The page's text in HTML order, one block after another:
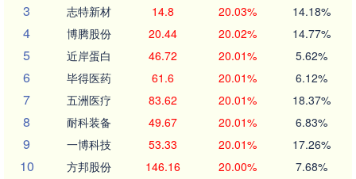
3 志特新材 14.8 20.03% 14.18%
4 博腾股份 20.44 20.02% 14.77%
5 近岸蛋白 46.72 20.01% 5.62%
6 毕得医药 61.6 20.01% 6.12%
7 五洲医疗 83.62 20.01% 18.37%
8 耐科装备 49.67 20.01% 6.83%
9 一博科技 53.33 20.01% 17.26%
10 方邦股份 146.16 20.00% 7.68%